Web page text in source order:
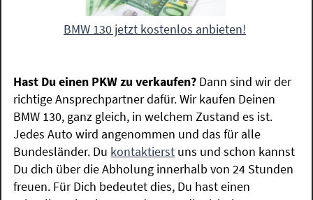
BMW 130 jetzt kostenlos anbieten!
Hast Du einen PKW zu verkaufen? Dann sind wir der
richtige Ansprechpartner dafür. Wir kaufen Deinen
BMW 130, ganz gleich, in welchem Zustand es ist.
Jedes Auto wird angenommen und das für alle
Bundesländer. Du kontaktierst uns und schon kannst
Du dich über die Abholung innerhalb von 24 Stunden
freuen. Für Dich bedeutet dies, Du hast einen